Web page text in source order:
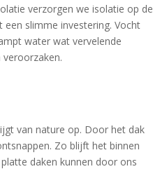
verzorgen we isolatie op de
slimme investering. Vocht
water wat vervelende
van nature op. Door het dak
Zo blijft het binnen
daken kunnen door ons